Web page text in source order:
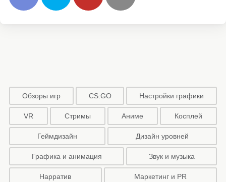
Обзоры игр CS:GO Настройки графики
VR Стримы Аниме Косплей
Геймдизайн Дизайн уровней
Графика и анимация Звук и музыка
Нарратив Маркетинг и PR